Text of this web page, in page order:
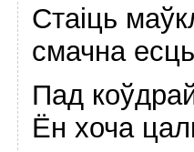
Стаiць
смачна
Пад
Ён хоча